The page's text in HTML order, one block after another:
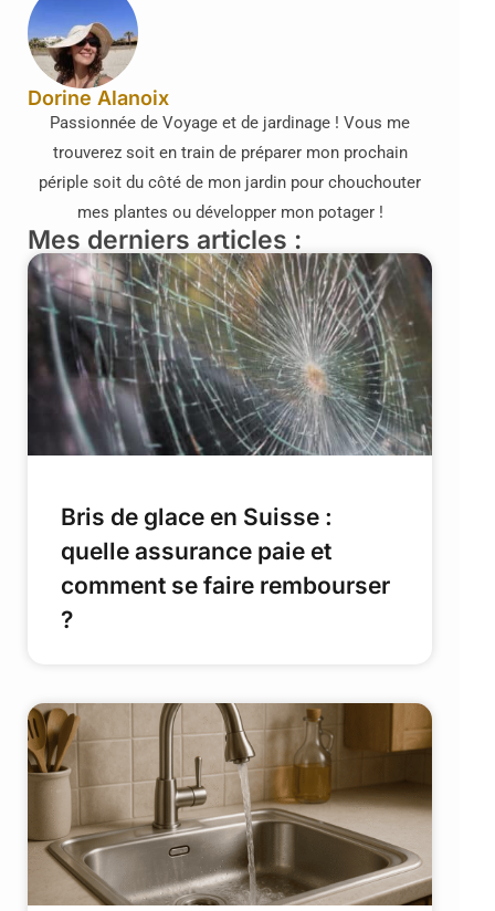
Dorine Alanoix
Passionnée de Voyage et de jardinage ! Vous me
trouverez soit en train de préparer mon prochain
périple soit du côté de mon jardin pour chouchouter
mes plantes ou développer mon potager !
Mes derniers articles :
Bris de glace en Suisse :
quelle assurance paie et
comment se faire rembourser
?